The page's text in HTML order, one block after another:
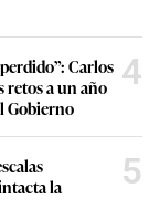
Carlos
retos a un año
Gobierno
4
la
5